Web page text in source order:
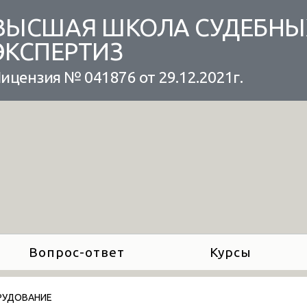
ШКОЛА
№ 041876 от 29.12.2021г.
Вопрос-ответ Курсы